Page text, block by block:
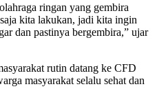
ringan yang gembira
kita lakukan, jadi kita ingin
dan pastinya bergembira,” ujar
rutin datang ke CFD
masyarakat selalu sehat dan